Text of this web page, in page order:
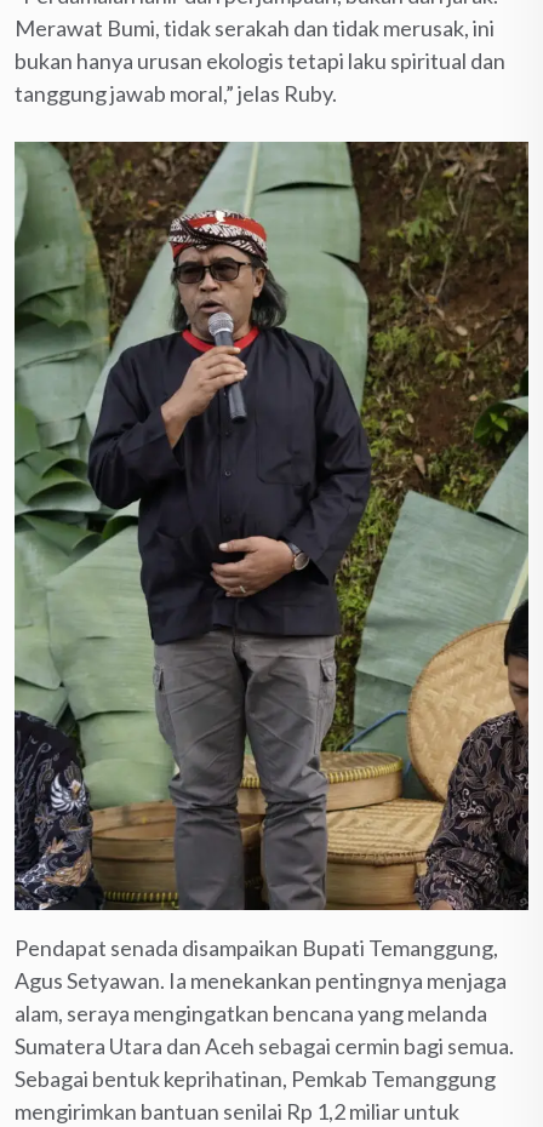
Merawat Bumi, tidak serakah dan tidak merusak, ini
bukan hanya urusan ekologis tetapi laku spiritual dan
tanggung jawab moral,” jelas Ruby.
Pendapat senada disampaikan Bupati Temanggung,
Agus Setyawan. Ia menekankan pentingnya menjaga
alam, seraya mengingatkan bencana yang melanda
Sumatera Utara dan Aceh sebagai cermin bagi semua.
Sebagai bentuk keprihatinan, Pemkab Temanggung
mengirimkan bantuan senilai Rp 1,2 miliar untuk